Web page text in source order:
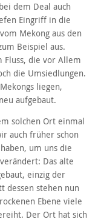
dem Deal auch
Eingriff in die
Mekong aus den
Beispiel aus.
Fluss, die vor Allem
die Umsiedlungen.
liegen,
aufgebaut.
solchen Ort einmal
auch früher schon
um uns die
Das alte
einzig der
dessen stehen nun
Ebene viele
Der Ort hat sich